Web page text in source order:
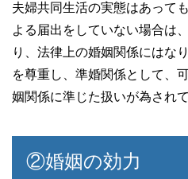
夫婦共同生活の実態はあって
よる届出をしていない場合は
り、法律上の婚姻関係にはな
を尊重し、準婚関係として、
姻関係に準じた扱いが為されて
②婚姻の効力